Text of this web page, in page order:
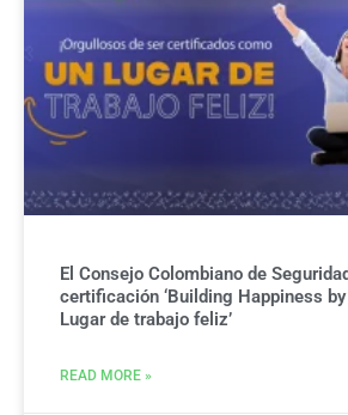
El Consejo Colombiano de
certificación ‘Building Happiness
Lugar de trabajo feliz’
READ MORE »